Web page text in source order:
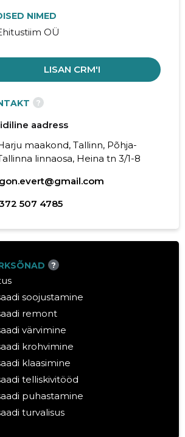
NIMED
OÜ
LISAN CRM'I
?
aadress
maakond, Tallinn, Põhja-
linnaosa, Heina tn 3/1-8
507 4785
?
soojustamine
remont
värvimine
krohvimine
klaasimine
telliskivitööd
puhastamine
turvalisus